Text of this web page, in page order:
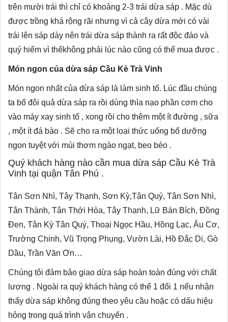
trên mười trái thì chỉ có khoảng 2-3 trái dừa sáp . Mặc dù
được trồng khá rộng rãi nhưng vì cả cây dừa mới có vài
trái lên sáp dày nên trái dừa sáp thành ra rất độc đáo và
quý hiếm vì thếkhông phải lúc nào cũng có thể mua được .
Món ngon của dừa sáp Cầu Kè Trà Vinh
Món ngon nhất của dừa sáp là làm sinh tố. Lúc đầu chúng
ta bổ đôi quả dừa sáp ra rồi dùng thìa nạo phần cơm cho
vào máy xay sinh tố , xong rồi cho thêm một ít đường , sữa
, một ít đá bào . Sẽ cho ra một loại thức uống bổ dưỡng
ngon tuyệt với mùi thơm ngào ngạt, beo béo .
Quý khách hàng nào cần mua dừa sáp Cầu Kè Trà
Vinh tại quận Tân Phú .
Tân Sơn Nhì, Tây Thạnh, Sơn Kỳ,Tân Quý, Tân Sơn Nhì,
Tân Thành, Tân Thới Hòa, Tây Thạnh, Lữ Bán Bích, Đồng
Đen, Tân Kỳ Tân Quý, Thoại Ngọc Hầu, Hồng Lạc, Âu Cơ,
Trường Chinh, Vũ Trọng Phụng, Vườn Lài, Hồ Đắc Di, Gò
Dầu, Trần Văn Ơn…
Chúng tôi đảm bảo giao dừa sáp hoàn toàn đúng với chất
lượng . Ngoài ra quý khách hàng có thể 1 đổi 1 nếu nhận
thấy dừa sáp không đúng theo yêu cầu hoặc có dấu hiệu
hỏng trong quá trình vận chuyển .